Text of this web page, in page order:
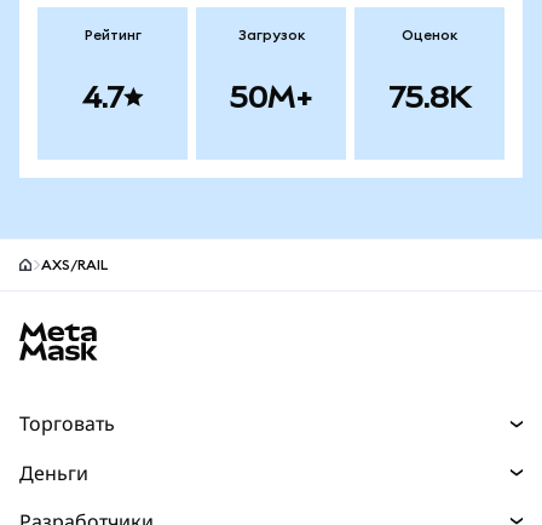
Рейтинг
4.7
Загрузок
50M+
Оценок
75.8K
AXS/RAIL
Торговать
Деньги